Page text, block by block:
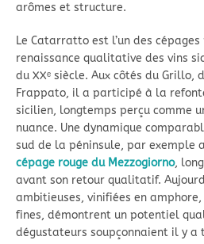
arômes et structure.
Le Catarratto est l’un des
renaissance qualitative des vins
du XXᵉ siècle. Aux côtés du Grillo,
Frappato, il a participé à la
sicilien, longtemps perçu comme
nuance. Une dynamique
sud de la péninsule, par exemple
cépage rouge du Mezzogiorno,
avant son retour qualitatif.
ambitieuses, vinifiées en
fines, démontrent un potentiel
dégustateurs soupçonnaient il y a